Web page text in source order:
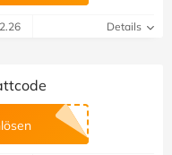
Details